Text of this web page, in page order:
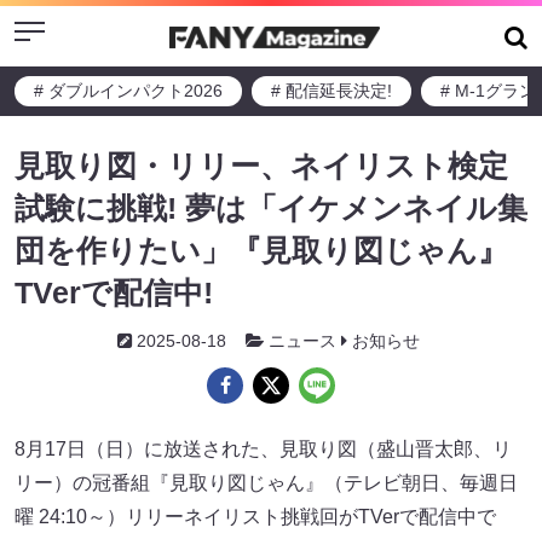
Menu
# ダブルインパクト2026 # 配信延長決定! # M-1グラン
見取り図・リリー、ネイリスト検定
試験に挑戦! 夢は「イケメンネイル集
団を作りたい」『見取り図じゃん』
TVerで配信中!
2025-08-18 ニュース お知らせ
8月17日（日）に放送された、見取り図（盛山晋太郎、リ
リー）の冠番組『見取り図じゃん』（テレビ朝日、毎週日
曜 24:10～）リリーネイリスト挑戦回がTVerで配信中で